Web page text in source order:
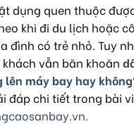
dụng quen thuộc
khi đi du lịch hoặc
đình có trẻ nhỏ. Tuy
vẫn băn khoăn
lên máy bay hay không
đáp chi tiết trong bài